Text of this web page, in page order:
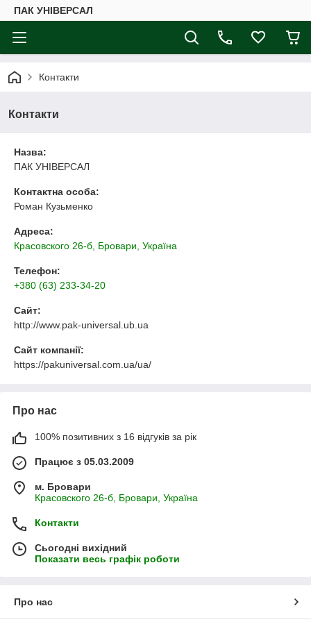
ПАК УНІВЕРСАЛ
Контакти
Контакти
Назва:
ПАК УНІВЕРСАЛ
Контактна особа:
Роман Кузьменко
Адреса:
Красовского 26-б, Бровари, Україна
Телефон:
+380 (63) 233-34-20
Сайт:
http://www.pak-universal.ub.ua
Сайт компанії:
https://pakuniversal.com.ua/ua/
Про нас
100% позитивних з 16 відгуків за рік
Працює з 05.03.2009
м. Бровари
Красовского 26-б, Бровари, Україна
Контакти
Сьогодні вихідний
Показати весь графік роботи
Про нас